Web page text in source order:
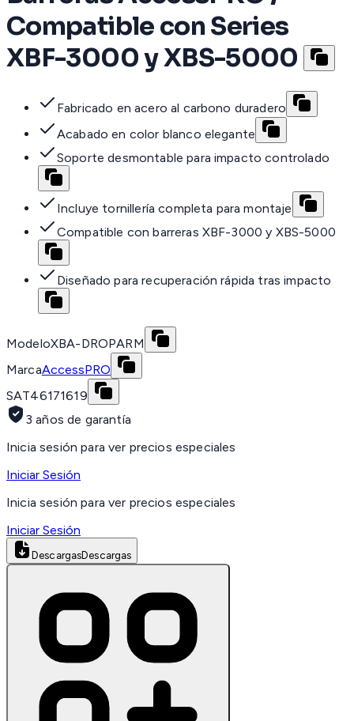
Compatible con Series
XBF-3000 y XBS-5000
Fabricado en acero al carbono duradero
Acabado en color blanco elegante
Soporte desmontable para impacto controlado
Incluye tornillería completa para montaje
Compatible con barreras XBF-3000 y XBS-5000
Diseñado para recuperación rápida tras impacto
ModeloXBA-DROPARM
MarcaAccessPRO
SAT46171619
3 años de garantía
Inicia sesión para ver precios especiales
Iniciar Sesión
Inicia sesión para ver precios especiales
Iniciar Sesión
DescargasDescargas